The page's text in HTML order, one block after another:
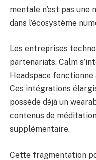
mentale n’est pas une
dans l’écosystème
Les entreprises
partenariats. Calm
Headspace
Ces intégrations
possède déjà un
contenus de
supplémentaire.
Cette fragmentation